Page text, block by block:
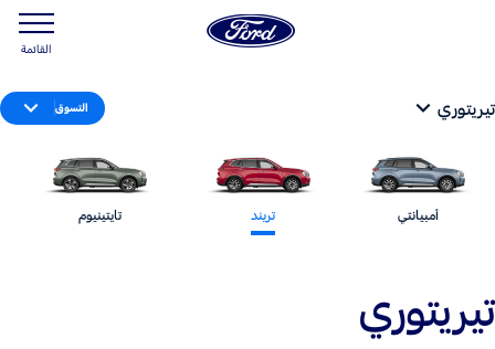
القائمة
تيريتوري التسوق
أمبيانتي تريند تايتينيوم
تيريتوري